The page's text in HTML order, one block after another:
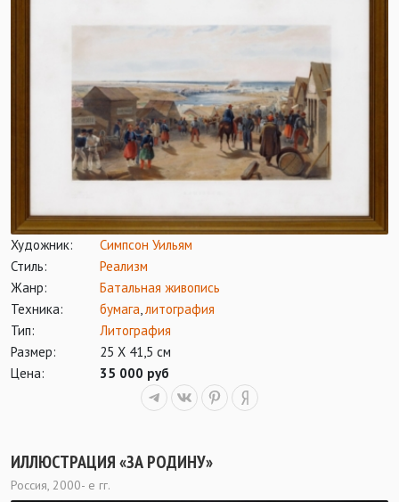
Художник:
Симпсон Уильям
Стиль:
Реализм
Жанр:
Батальная живопись
Техника:
бумага,литография
Тип:
Литография
Размер:
25 Х 41,5 см
Цена:
35 000 руб
ИЛЛЮСТРАЦИЯ «ЗА РОДИНУ»
Россия, 2000- е гг.